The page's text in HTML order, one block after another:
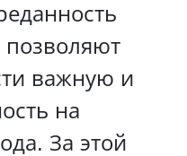
позволяют
важную и
на
За этой